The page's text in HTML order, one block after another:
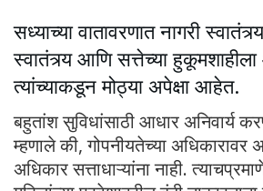
सध्याच्या वातावरणात नागरी
स्वातंत्र्य आणि सत्तेच्या
त्यांच्याकडून मोठ्या अपेक्षा आहेत.
बहुतांश सुविधांसाठी आधार अनिवार्य
म्हणाले की, गोपनीयतेच्या अधिकारावर
अधिकार सत्ताधाऱ्यांना नाही.